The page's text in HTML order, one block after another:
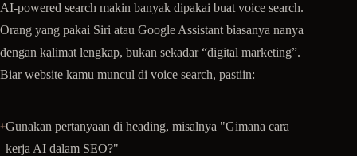
AI-powered search makin banyak dipakai buat voice search.
Orang yang pakai Siri atau Google Assistant biasanya nanya
dengan kalimat lengkap, bukan sekadar “digital marketing”.
Biar website kamu muncul di voice search, pastiin:
Gunakan pertanyaan di heading, misalnya "Gimana cara
kerja AI dalam SEO?"